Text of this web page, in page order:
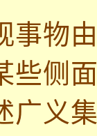
事物
些侧
广义